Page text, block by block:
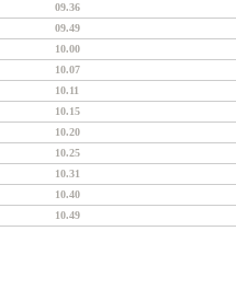
09.36
09.49
10.00
10.07
10.11
10.15
10.20
10.25
10.31
10.40
10.49